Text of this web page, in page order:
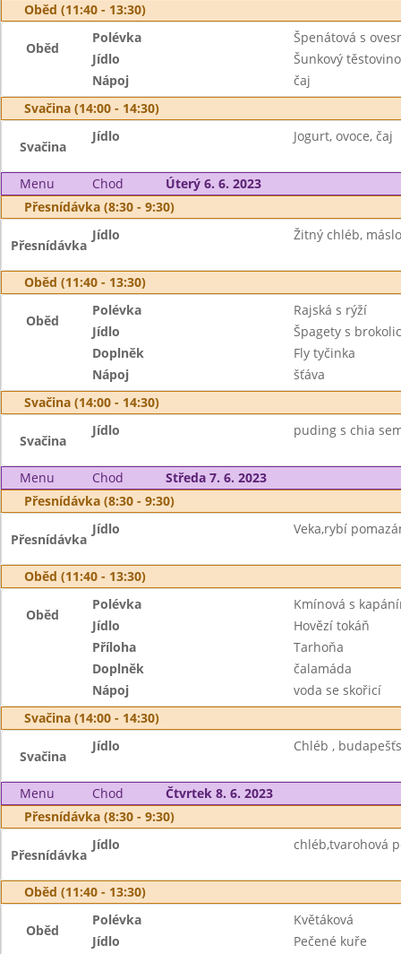
Oběd (11:40 - 13:30)
Oběd
Polévka
Špenátová s
Jídlo
Šunkový
Nápoj
čaj
Svačina (14:00 - 14:30)
Svačina
Jídlo Jogurt, ovoce, čaj
Menu Chod
Úterý 6. 6. 2023
Přesnídávka (8:30 - 9:30)
Přesnídávka
Jídlo Žitný chléb,
Oběd (11:40 - 13:30)
Oběd
Polévka
Rajská s rýží
Jídlo
Špagety s
Doplněk
Fly tyčinka
Nápoj
šťáva
Svačina (14:00 - 14:30)
Svačina
Jídlo puding s chia
Menu Chod
Středa 7. 6. 2023
Přesnídávka (8:30 - 9:30)
Přesnídávka
Jídlo Veka,rybí
Oběd (11:40 - 13:30)
Oběd
Polévka
Kmínová s
Jídlo
Hovězí tokáň
Příloha
Tarhoňa
Doplněk
čalamáda
Nápoj
voda se skořicí
Svačina (14:00 - 14:30)
Svačina
Jídlo Chléb ,
Menu Chod
Čtvrtek 8. 6. 2023
Přesnídávka (8:30 - 9:30)
Přesnídávka
Jídlo chléb,tvarohová
Oběd (11:40 - 13:30)
Oběd
Polévka
Květáková
Jídlo
Pečené kuře